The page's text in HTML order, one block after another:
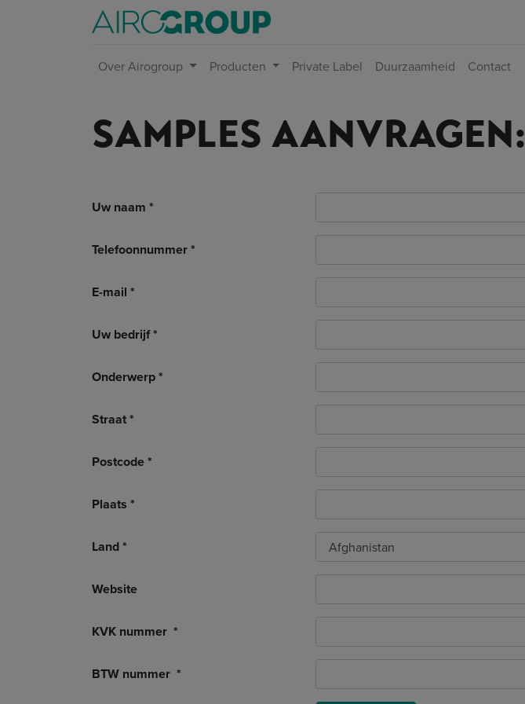
Over Airogroup Producten Private Label Duurzaamheid Contact
SAMPLES AANVRAGEN:
Uw naam
Telefoonnummer
E-mail
Uw bedrijf
Onderwerp
Straat
Postcode
Plaats
Land
Website
KVK nummer
BTW nummer